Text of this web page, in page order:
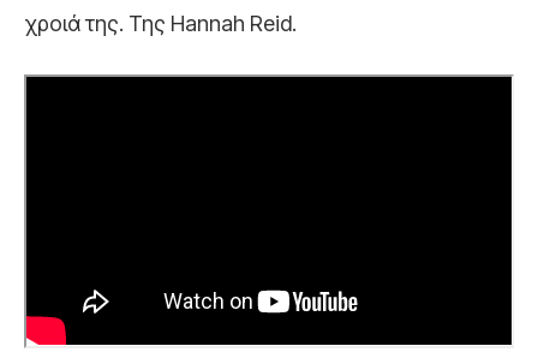
χροιά της. Της Hannah Reid.